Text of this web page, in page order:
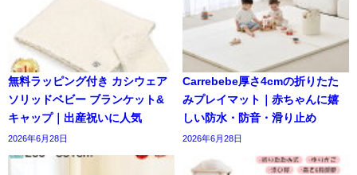
無料ラッピング付き カシウェア
ソリッドベビー ブランケット&
キャップ｜出産祝いに人気
2026年6月28日
Carrebebe厚さ4cmの折りたた
みプレイマット｜赤ちゃんに嬉
しい防水・防音・滑り止め
2026年6月28日